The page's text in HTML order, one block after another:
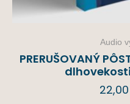
Audio
PRERUŠOVANÝ
22,00